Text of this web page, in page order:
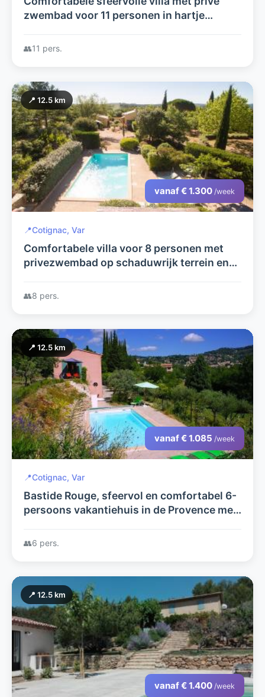
zwembad voor 11 personen in hartje
👥11 pers.
📍 12.5 km
vanaf € 1.300 /week
📍Cotignac, Var
Comfortabele villa voor 8 personen met
privezwembad op schaduwrijk terrein en
👥8 pers.
📍 12.5 km
vanaf € 1.085 /week
📍Cotignac, Var
Bastide Rouge, sfeervol en comfortabel 6-
persoons vakantiehuis in de Provence met
Cotignac.
👥6 pers.
📍 12.5 km
vanaf € 1.400 /week